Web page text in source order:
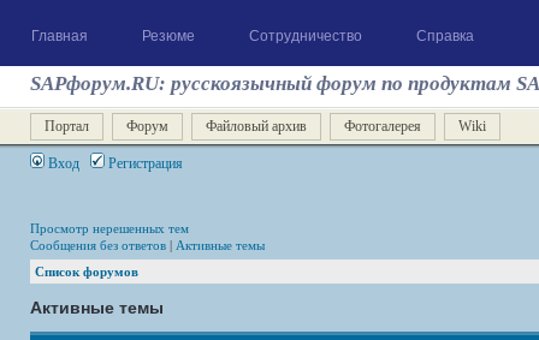
Главная Резюме Сотрудничество Справка
SAPфорум.RU: русскоязычный форум по продуктам
Портал Форум Файловый архив Фотогалерея Wiki
Вход Регистрация
Просмотр нерешенных тем
Сообщения без ответов | Активные темы
Список форумов
Активные темы